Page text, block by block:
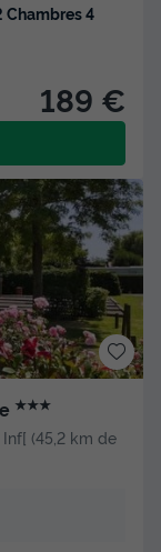
Chambres 4
189 €
★★★
Inf[ (45,2 km de